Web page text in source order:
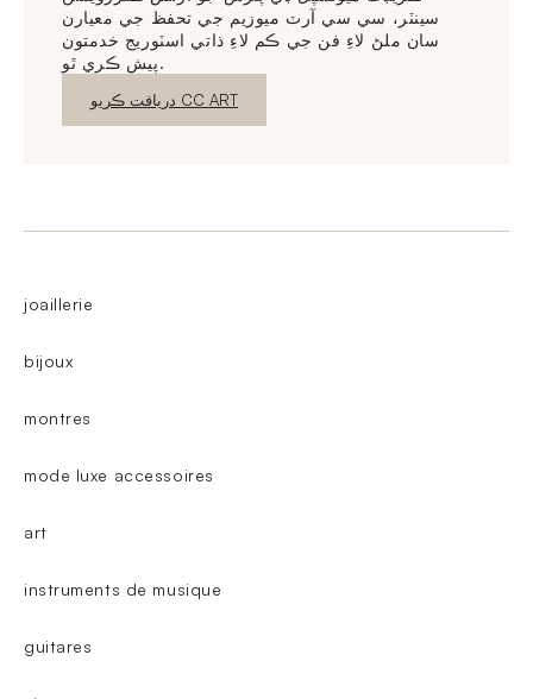
سينٽر، سي سي آرٽ ميوزيم جي تحفظ جي معيارن
سان ملڻ لاءِ فن جي ڪم لاءِ ذاتي اسٽوريج خدمتون
پيش ڪري ٿو.
نئين ونڊو دريافت ڪريو CC ART
joaillerie
bijoux
montres
mode luxe accessoires
art
instruments de musique
guitares